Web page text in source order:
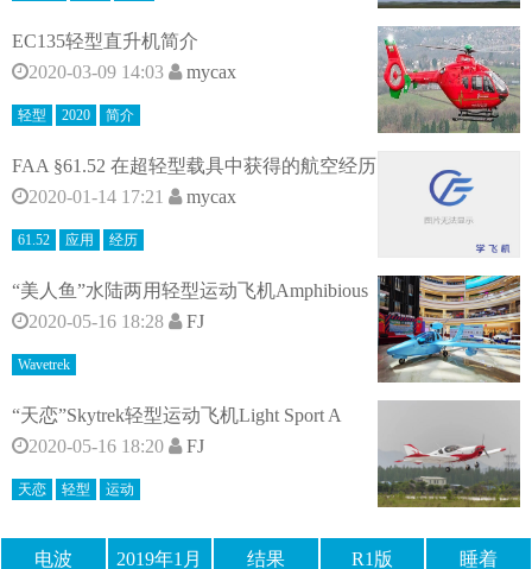
EC135轻型直升机简介
2020-03-09 14:03
mycax
轻型 2020 简介
FAA §61.52 在超轻型载具中获得的航空经历
2020-01-14 17:21
mycax
61.52 应用 经历
“美人鱼”水陆两用轻型运动飞机Amphibious
2020-05-16 18:28
FJ
Wavetrek
“天恋”Skytrek轻型运动飞机Light Sport A
2020-05-16 18:20
FJ
天恋 轻型 运动
电波 2019年1月 结果 R1版 睡着